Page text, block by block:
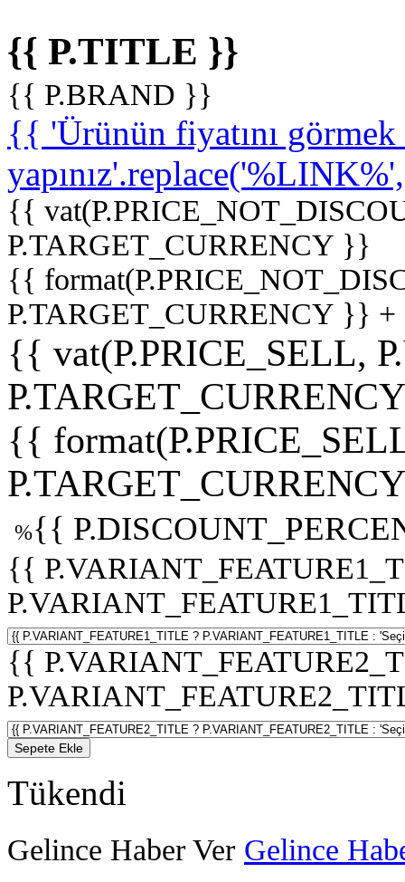
{{ P.TITLE }}
{{ P.BRAND }}
{{ 'Ürünün fiyatını
{{
P.TARGET_CURRENCY }}
{{
P.TARGET_CURRENCY }}
{{ vat(P.PRICE_SELL,
{{
%{{
{{
{{
Sepete Ekle
Tükendi
Gelince Haber Ver Gelince